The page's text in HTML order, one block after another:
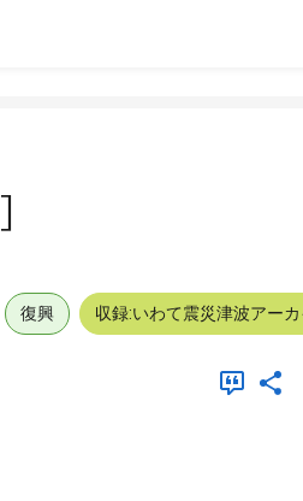
復興 収録:いわて震災津波アー